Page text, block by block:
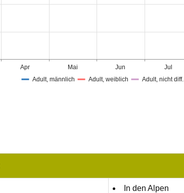
Apr Mai Jun Jul
Adult, männlich Adult, weiblich Adult, nicht diff.
In den Alpen